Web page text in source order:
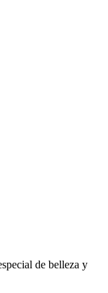
de belleza y